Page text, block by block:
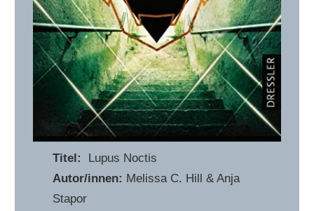
Titel: Lupus Noctis
Autor/innen: Melissa C. Hill & Anja
Stapor